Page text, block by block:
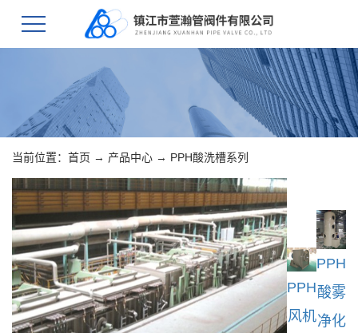
当前位置： 首页 → 产品中心 → PPH酸洗槽系列
PPH
风机
PPH
酸雾
净化